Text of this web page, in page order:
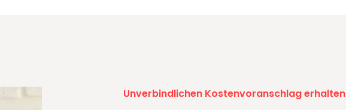
Unverbindlichen Kostenvoranschlag erhalten